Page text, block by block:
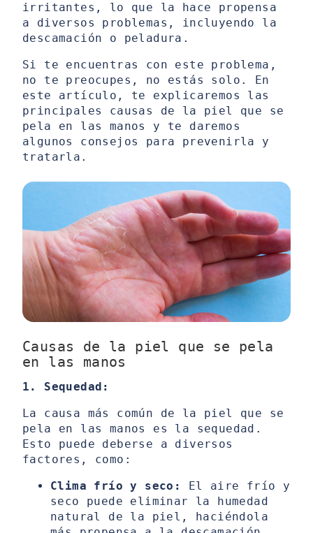
irritantes, lo que la hace propensa
a diversos problemas, incluyendo la
descamación o peladura.
Si te encuentras con este problema,
no te preocupes, no estás solo. En
este artículo, te explicaremos las
principales causas de la piel que se
pela en las manos y te daremos
algunos consejos para prevenirla y
tratarla.
Causas de la piel que se pela
en las manos
1. Sequedad:
La causa más común de la piel que se
pela en las manos es la sequedad.
Esto puede deberse a diversos
factores, como:
Clima frío y seco:
El aire frío y
seco puede eliminar la humedad
natural de la piel, haciéndola